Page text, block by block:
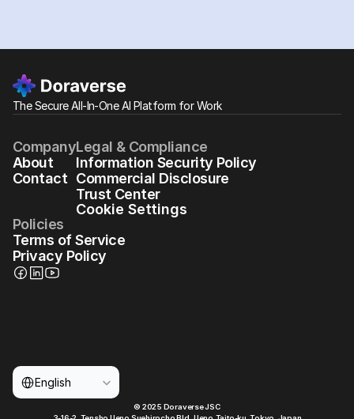
The Secure All-In-One AI Platform for Work
Company
About
Contact
Legal & Compliance
Information Security Policy
Commercial Disclosure
Trust Center
Cookie Settings
Policies
Terms of Service
Privacy Policy
Select Language
English
© 2025 Doraverse JSC